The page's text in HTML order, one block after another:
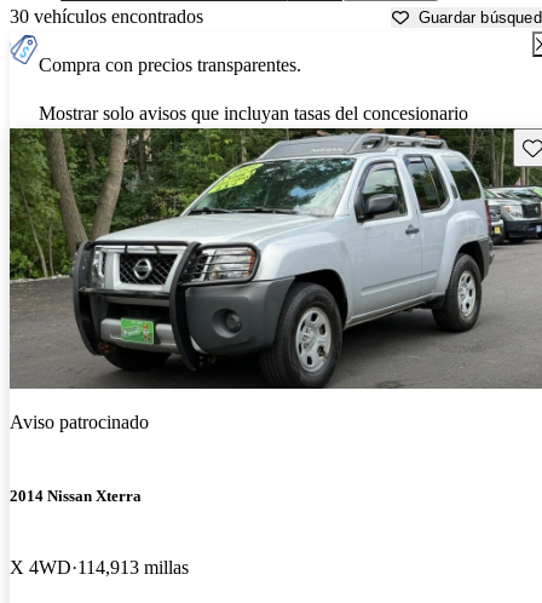
30 vehículos encontrados Guardar
Compra con precios transparentes.
Mostrar solo avisos que incluyan tasas del concesionario
Aviso patrocinado
2014 Nissan Xterra
X 4WD 114,913 millas